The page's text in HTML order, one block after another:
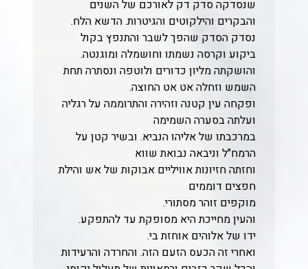
שנסדקה סדק דק לאורכם של השנים
והבקרים והילקוטים והגיטרות. הדשא הלח.
נסדק הסדק שהפך לשבר והתנפץ בקול
ביקוע וקרסה נשמתו וחושמלה ומוגנטה.
והושקתה מליון כדורים ולוטפה ונסתרה תחת
השמש וזחלה אט אט החוצה.
ופקחה עין קטנה וזהירה והתרוממה על רגליה
ועלתה בסערה השמימה
במרכבתו של אליהו הנביא. ובשיר קטן על
הרמח"ל וניבאה נבואת שווא
וחזתה חזיונות אוויליים אבוקות של אש והילת
חפצים דוממים
מוקפים זוהר מסתורי.
והעין מחייכת היא מסופקת עד להתפקע.
ידו של אלוהים אוחזת בי.
ואחרי זה הכעס הזעם הזה. והחרדה והרעידות